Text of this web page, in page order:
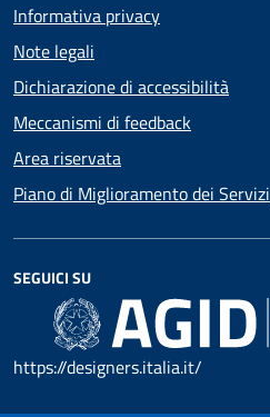
Informativa privacy
Note legali
Dichiarazione di accessibilità
Meccanismi di feedback
Area riservata
Piano di Miglioramento dei Servizi
SEGUICI SU
https://designers.italia.it/